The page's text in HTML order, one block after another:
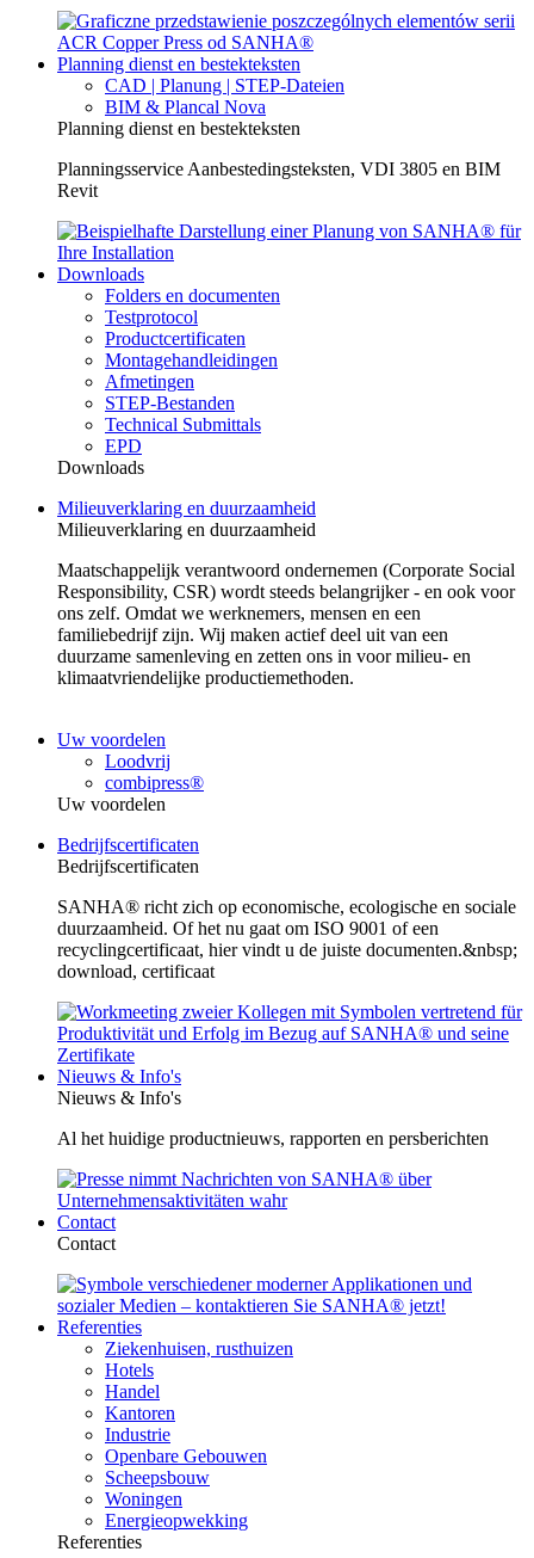
Planning dienst en bestekteksten
CAD | Planung | STEP-Dateien
BIM & Plancal Nova
Planning dienst en bestekteksten
Planningsservice Aanbestedingsteksten, VDI 3805 en BIM
Revit
Downloads
Folders en documenten
Testprotocol
Productcertificaten
Montagehandleidingen
Afmetingen
STEP-Bestanden
Technical Submittals
EPD
Downloads
Milieuverklaring en duurzaamheid
Milieuverklaring en duurzaamheid
Maatschappelijk verantwoord ondernemen (Corporate Social
Responsibility, CSR) wordt steeds belangrijker - en ook voor
ons zelf. Omdat we werknemers, mensen en een
familiebedrijf zijn. Wij maken actief deel uit van een
duurzame samenleving en zetten ons in voor milieu- en
klimaatvriendelijke productiemethoden.
Uw voordelen
Loodvrij
combipress®
Uw voordelen
Bedrijfscertificaten
Bedrijfscertificaten
SANHA® richt zich op economische, ecologische en sociale
duurzaamheid. Of het nu gaat om ISO 9001 of een
recyclingcertificaat, hier vindt u de juiste documenten.&nbsp;
download, certificaat
Nieuws & Info's
Nieuws & Info's
Al het huidige productnieuws, rapporten en persberichten
Contact
Contact
Referenties
Ziekenhuisen, rusthuizen
Hotels
Handel
Kantoren
Industrie
Openbare Gebouwen
Scheepsbouw
Woningen
Energieopwekking
Referenties